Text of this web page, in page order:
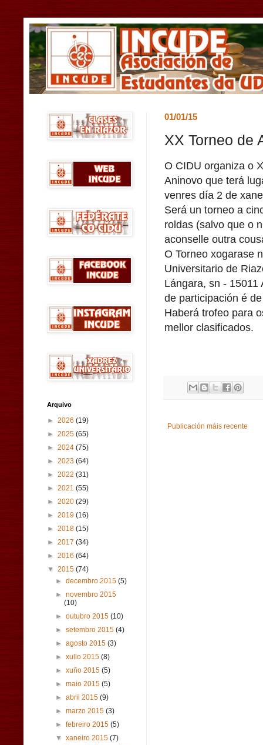
01/01/15
XX Torneo de
O CIDU organiza o
Aninovo que terá
venres día 2 de
Será un torneo a
roldas (salvo que o
aconselle outra
O Torneo xogarase
Universitario de
Lángara, sn - 15011
de participación é
Haberá trofeo para
mellor clasificados.
Publicación máis recente
Arquivo
► 2026 (19)
► 2025 (65)
► 2024 (75)
► 2023 (64)
► 2022 (31)
► 2021 (55)
► 2020 (29)
► 2019 (16)
► 2018 (15)
► 2017 (34)
► 2016 (64)
▼ 2015 (74)
►decembro 2015(5)
►novembro 2015
(10)
►outubro 2015(10)
►setembro 2015(4)
►agosto 2015(3)
►xullo 2015(8)
►xuño 2015(5)
►maio 2015(5)
►abril 2015(9)
►marzo 2015(3)
►febreiro 2015(5)
▼xaneiro 2015(7)